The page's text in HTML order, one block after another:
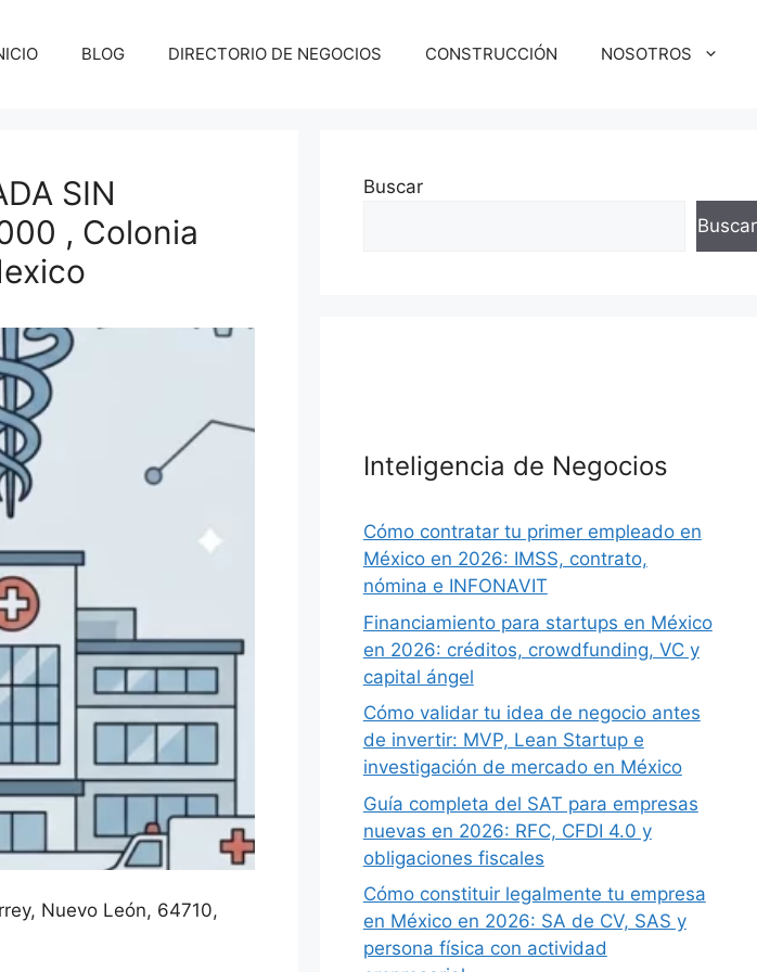
BLOG DIRECTORIO DE NEGOCIOS CONSTRUCCIÓN NOSOTROS
SIN
, Colonia
Siguiente
Nuevo León 64710
Buscar
Buscar
Inteligencia de Negocios
Cómo contratar tu primer empleado en
México en 2026: IMSS, contrato,
nómina e INFONAVIT
Financiamiento para startups en México
en 2026: créditos, crowdfunding, VC y
capital ángel
Cómo validar tu idea de negocio antes
de invertir: MVP, Lean Startup e
investigación de mercado en México
Guía completa del SAT para empresas
nuevas en 2026: RFC, CFDI 4.0 y
obligaciones fiscales
Cómo constituir legalmente tu empresa
en México en 2026: SA de CV, SAS y
persona física con actividad